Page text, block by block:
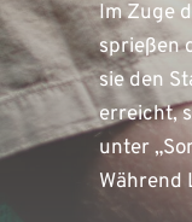
Im Zuge
sprießen
sie den
erreicht,
unter